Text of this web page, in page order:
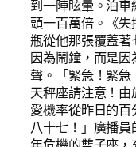
到一陣眩暈。泊
頭一百萬倍。《
瓶從他那張覆蓋
因為鬧鐘，而是
聲。「緊急！緊
天秤座請注意！
愛機率從昨日的
八十七！」廣播